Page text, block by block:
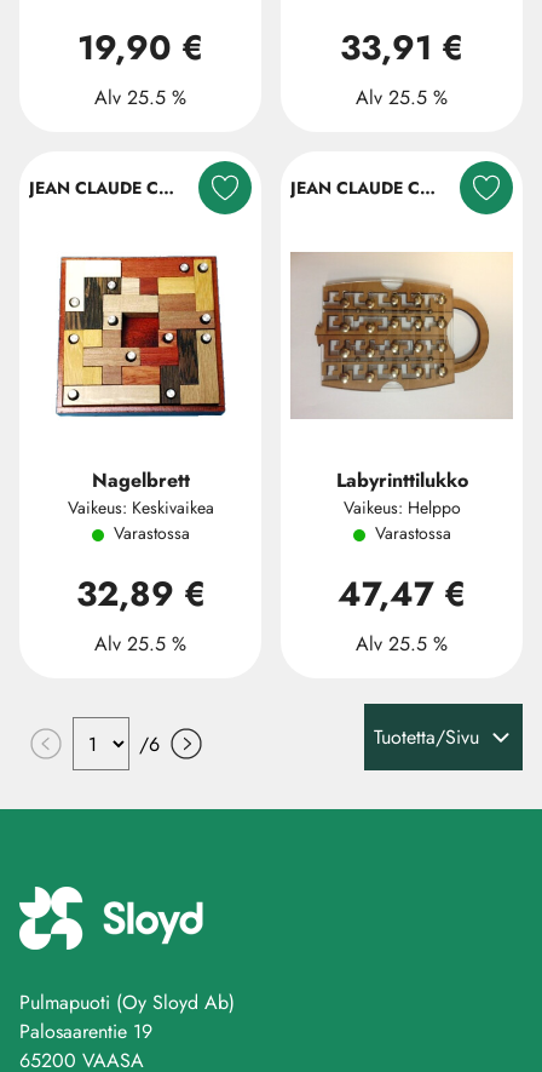
19,90 €
Alv 25.5 %
33,91 €
Alv 25.5 %
JEAN CLAUDE CONSTANTIN
Nagelbrett
Vaikeus: Keskivaikea
Varastossa
32,89 €
Alv 25.5 %
JEAN CLAUDE CONSTANTIN
Labyrinttilukko
Vaikeus: Helppo
Varastossa
47,47 €
Alv 25.5 %
/6 Tuotetta/Sivu
Pulmapuoti (Oy Sloyd Ab)
Palosaarentie 19
65200 VAASA